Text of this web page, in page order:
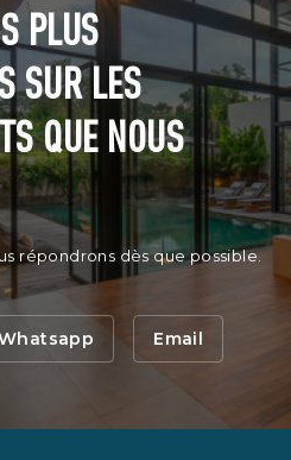
PLUS
SUR LES
QUE NOUS
répondrons dès que possible.
Email